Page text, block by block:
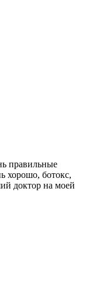
правильные
хорошо, ботокс,
доктор на моей